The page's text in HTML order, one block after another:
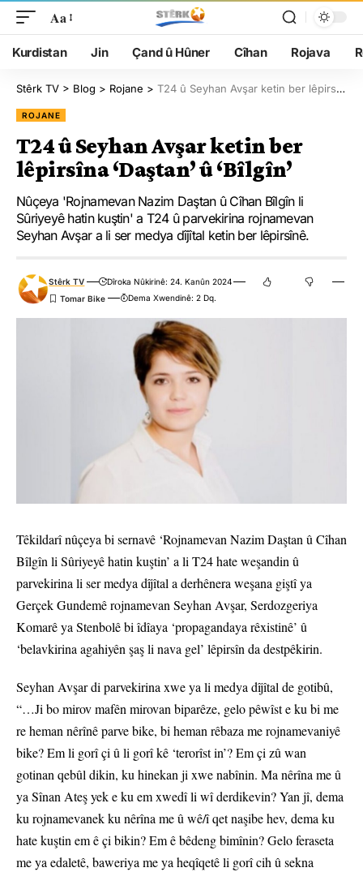
Aa
Kurdistan Jin Çand û Hûner Cîhan Rojava
Stêrk TV > Blog > Rojane > T24 û Seyhan Avşar ketin ber lêpirsîna ‘Daştan’ û ‘Bîlgîn’
ROJANE
T24 û Seyhan Avşar ketin ber
lêpirsîna ‘Daştan’ û ‘Bîlgîn’
Nûçeya 'Rojnamevan Nazim Daştan û Cîhan Bîlgîn li
Sûriyeyê hatin kuştin' a T24 û parvekirina rojnamevan
Seyhan Avşar a li ser medya dîjîtal ketin ber lêpirsînê.
Stêrk TV
Dîroka Nûkirinê: 24. Kanûn 2024
Dema Xwendinê: 2 Dq.
Têkildarî nûçeya bi sernavê ‘Rojnamevan Nazim Daştan û Cîhan
Bîlgîn li Sûriyeyê hatin kuştin’ a li T24 hate weşandin û
parvekirina li ser medya dîjîtal a derhênera weşana giştî ya
Gerçek Gundemê rojnamevan Seyhan Avşar, Serdozgeriya
Komarê ya Stenbolê bi îdîaya ‘propagandaya rêxistinê’ û
‘belavkirina agahiyên şaş li nava gel’ lêpirsîn da destpêkirin.
Seyhan Avşar di parvekirina xwe ya li medya dîjîtal de gotibû,
“…Ji bo mirov mafên mirovan biparêze, gelo pêwîst e ku bi me
re heman nêrînê parve bike, bi heman rêbaza me rojnamevaniyê
bike? Em li gorî çi û li gorî kê ‘terorîst in’? Em çi zû wan
gotinan qebûl dikin, ku hinekan ji xwe nabînin. Ma nêrîna me û
ya Sînan Ateş yek e ku em xwedî li wî derdikevin? Yan jî, dema
ku rojnamevanek ku nêrîna me û wê/î qet naşibe hev, dema ku
hate kuştin em ê çi bikin? Em ê bêdeng bimînin? Gelo feraseta
me ya edaletê, baweriya me ya heqîqetê li gorî cih û sekna